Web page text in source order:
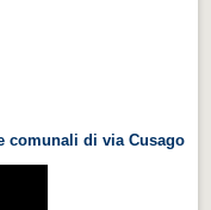
comunali di via Cusago